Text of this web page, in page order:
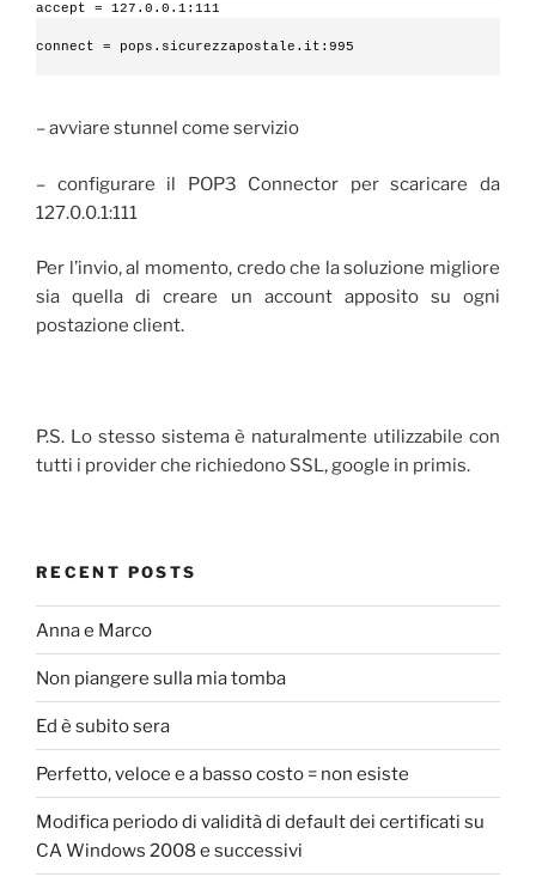
accept = 127.0.0.1:111
connect = pops.sicurezzapostale.it:995
– avviare stunnel come servizio
– configurare il POP3 Connector per scaricare da
127.0.0.1:111
Per l’invio, al momento, credo che la soluzione migliore
sia quella di creare un account apposito su ogni
postazione client.
P.S. Lo stesso sistema è naturalmente utilizzabile con
tutti i provider che richiedono SSL, google in primis.
RECENT POSTS
Anna e Marco
Non piangere sulla mia tomba
Ed è subito sera
Perfetto, veloce e a basso costo = non esiste
Modifica periodo di validità di default dei certificati su
CA Windows 2008 e successivi